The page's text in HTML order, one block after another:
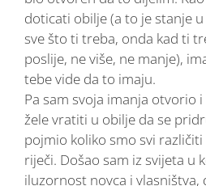
doticati obilje (a to je stanje
sve što ti treba, onda kad ti
poslije, ne više, ne manje),
tebe vide da to imaju.
Pa sam svoja imanja otvorio
žele vratiti u obilje da se
pojmio koliko smo svi
riječi. Došao sam iz svijeta u
iluzornost novca i vlasništva,